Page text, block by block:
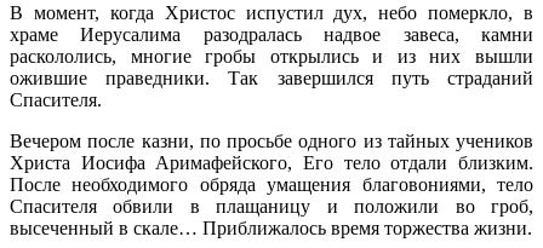
В момент, когда Христос испустил дух, небо померкло, в
храме Иерусалима разодралась надвое завеса, камни
раскололись, многие гробы открылись и из них вышли
ожившие праведники. Так завершился путь страданий
Спасителя.
Вечером после казни, по просьбе одного из тайных учеников
Христа Иосифа Аримафейского, Его тело отдали близким.
После необходимого обряда умащения благовониями, тело
Спасителя обвили в плащаницу и положили во гроб,
высеченный в скале… Приближалось время торжества жизни.